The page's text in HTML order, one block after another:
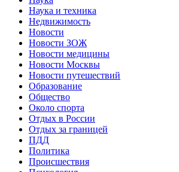
Наука и техника
Недвижимость
Новости
Новости ЗОЖ
Новости медицины
Новости Москвы
Новости путешествий
Образование
Общество
Около спорта
Отдых в России
Отдых за границей
ПДД
Политика
Происшествия